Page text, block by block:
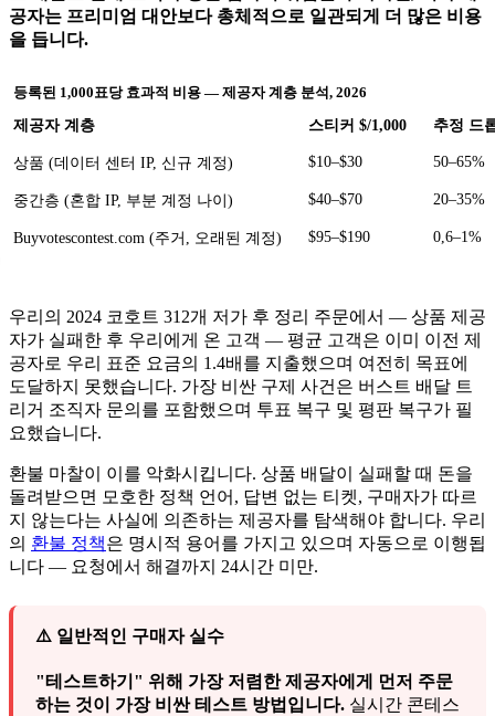
공자는 프리미엄 대안보다 총체적으로 일관되게 더 많은 비용
을 듭니다.
등록된 1,000표당 효과적 비용 — 제공자 계층 분석, 2026
제공자 계층 스티커 $/1,000 추정 드
상품 (데이터 센터 IP, 신규 계정) $10–$30 50–65%
중간층 (혼합 IP, 부분 계정 나이) $40–$70 20–35%
Buyvotescontest.com (주거, 오래된 계정) $95–$190 0,6–1%
우리의 2024 코호트 312개 저가 후 정리 주문에서 — 상품 제공
자가 실패한 후 우리에게 온 고객 — 평균 고객은 이미 이전 제
공자로 우리 표준 요금의 1.4배를 지출했으며 여전히 목표에
도달하지 못했습니다. 가장 비싼 구제 사건은 버스트 배달 트
리거 조직자 문의를 포함했으며 투표 복구 및 평판 복구가 필
요했습니다.
환불 마찰이 이를 악화시킵니다. 상품 배달이 실패할 때 돈을
돌려받으면 모호한 정책 언어, 답변 없는 티켓, 구매자가 따르
지 않는다는 사실에 의존하는 제공자를 탐색해야 합니다. 우리
의 환불 정책은 명시적 용어를 가지고 있으며 자동으로 이행됩
니다 — 요청에서 해결까지 24시간 미만.
⚠️ 일반적인 구매자 실수
"테스트하기" 위해 가장 저렴한 제공자에게 먼저 주문
하는 것이 가장 비싼 테스트 방법입니다. 실시간 콘테스